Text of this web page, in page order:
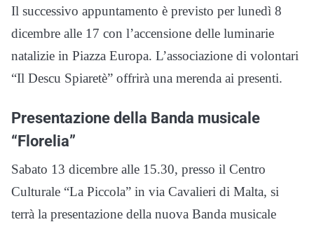
Il successivo appuntamento è previsto per lunedì 8
dicembre alle 17 con l’accensione delle luminarie
natalizie in Piazza Europa. L’associazione di volontari
“Il Descu Spiaretè” offrirà una merenda ai presenti.
Presentazione della Banda musicale
“Florelia”
Sabato 13 dicembre alle 15.30, presso il Centro
Culturale “La Piccola” in via Cavalieri di Malta, si
terrà la presentazione della nuova Banda musicale